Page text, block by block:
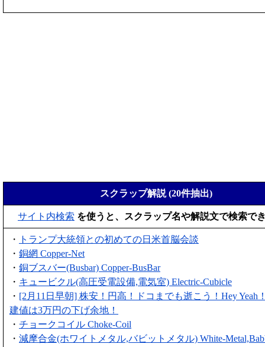
スクラップ解説 (20件抽出)
サイト内検索 を使うと、スクラップ名や解説文で検索で
・
トランプ大統領との初めての日米首脳会談
・ 銅網 Copper-Net
・ 銅ブスバー(Busbar) Copper-BusBar
・ キュービクル(高圧受電設備,電気室) Electric-Cubicle
・ [2月11日早朝] 株安！円高！ドコまでも逝こう！Hey Yeah
建値は3万円の下げ余地！
・ チョークコイル Choke-Coil
・ 減摩合金(ホワイトメタル,バビットメタル) White-